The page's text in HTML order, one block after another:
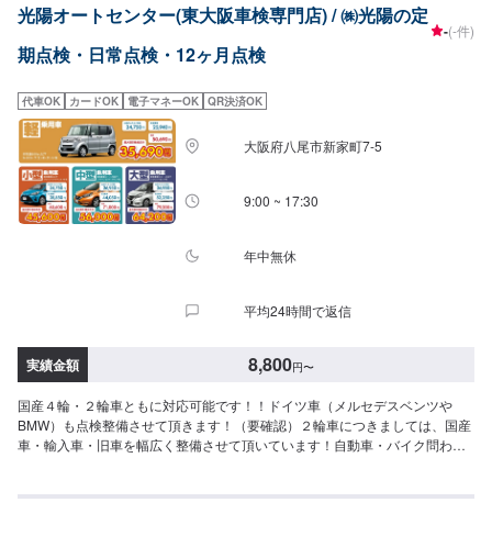
光陽オートセンター(東大阪車検専門店) / ㈱光陽の定
期点検・日常点検・12ヶ月点検
-(-件)
代車OK カードOK 電子マネーOK QR決済OK
大阪府八尾市新家町7-5
9:00 ~ 17:30
年中無休
平均24時間で返信
実績金額 8,800円〜
国産４輪・２輪車ともに対応可能です！！ドイツ車（メルセデスベンツや
BMW）も点検整備させて頂きます！（要確認）２輪車につきましては、国産
車・輸入車・旧車を幅広く整備させて頂いています！自動車・バイク問わず
お見積もりさせて頂きます。<<点検基本料金>>軽自動車小型車（～1,000